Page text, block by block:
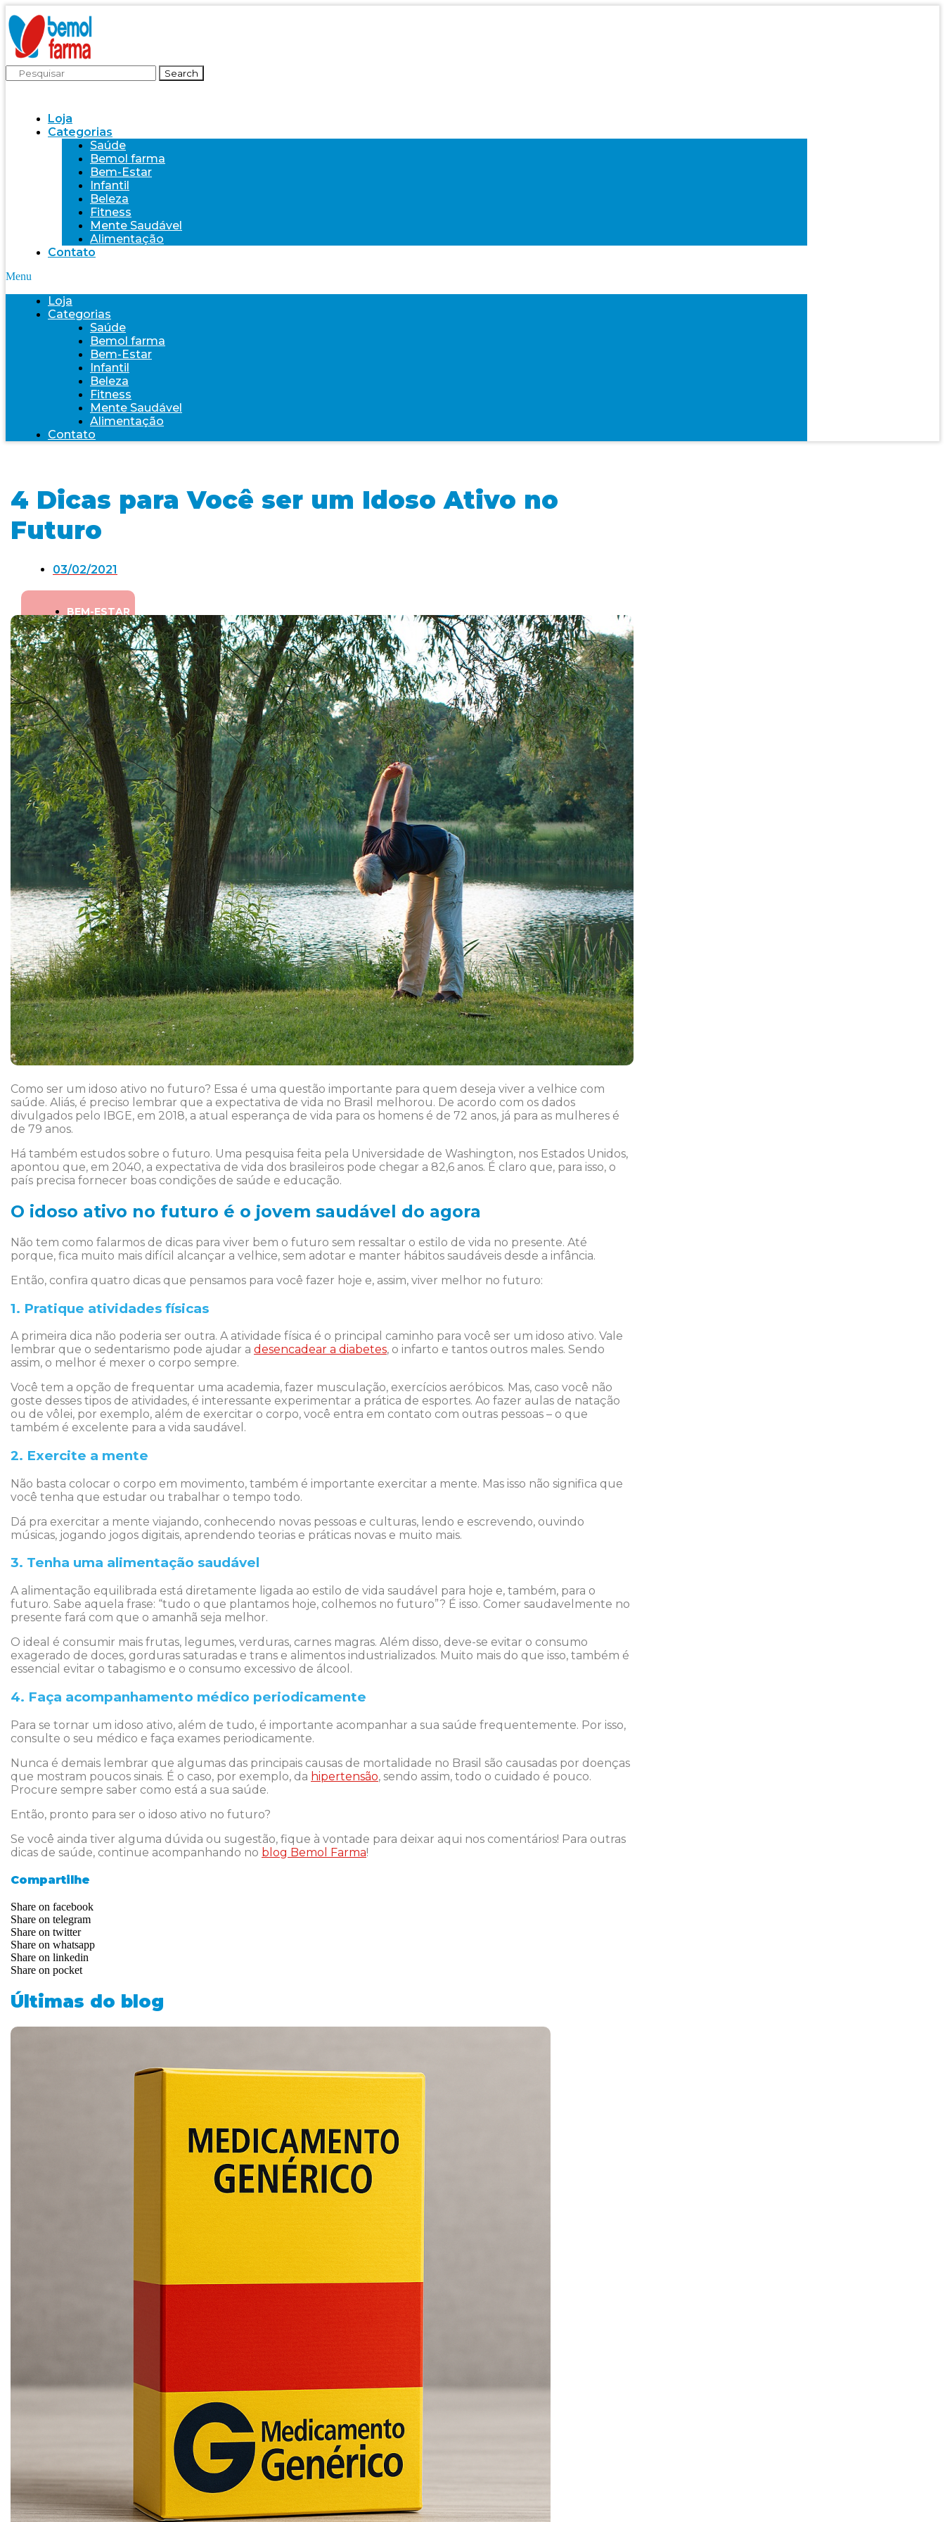
Search
Loja
Categorias
Saúde
Bemol farma
Bem-Estar
Infantil
Beleza
Fitness
Mente Saudável
Alimentação
Contato
Menu
Loja
Categorias
Saúde
Bemol farma
Bem-Estar
Infantil
Beleza
Fitness
Mente Saudável
Alimentação
Contato
4 Dicas para Você ser um Idoso Ativo no
Futuro
03/02/2021
BEM-ESTAR
Como ser um idoso ativo no futuro? Essa é uma questão importante para quem deseja viver a velhice com
saúde. Aliás, é preciso lembrar que a expectativa de vida no Brasil melhorou. De acordo com os dados
divulgados pelo IBGE, em 2018, a atual esperança de vida para os homens é de 72 anos, já para as mulheres é
de 79 anos.
Há também estudos sobre o futuro. Uma pesquisa feita pela Universidade de Washington, nos Estados Unidos,
apontou que, em 2040, a expectativa de vida dos brasileiros pode chegar a 82,6 anos. É claro que, para isso, o
país precisa fornecer boas condições de saúde e educação.
O idoso ativo no futuro é o jovem saudável do agora
Não tem como falarmos de dicas para viver bem o futuro sem ressaltar o estilo de vida no presente. Até
porque, fica muito mais difícil alcançar a velhice, sem adotar e manter hábitos saudáveis desde a infância.
Então, confira quatro dicas que pensamos para você fazer hoje e, assim, viver melhor no futuro:
1. Pratique atividades físicas
A primeira dica não poderia ser outra. A atividade física é o principal caminho para você ser um idoso ativo. Vale
lembrar que o sedentarismo pode ajudar a desencadear a diabetes, o infarto e tantos outros males. Sendo
assim, o melhor é mexer o corpo sempre.
Você tem a opção de frequentar uma academia, fazer musculação, exercícios aeróbicos. Mas, caso você não
goste desses tipos de atividades, é interessante experimentar a prática de esportes. Ao fazer aulas de natação
ou de vôlei, por exemplo, além de exercitar o corpo, você entra em contato com outras pessoas – o que
também é excelente para a vida saudável.
2. Exercite a mente
Não basta colocar o corpo em movimento, também é importante exercitar a mente. Mas isso não significa que
você tenha que estudar ou trabalhar o tempo todo.
Dá pra exercitar a mente viajando, conhecendo novas pessoas e culturas, lendo e escrevendo, ouvindo
músicas, jogando jogos digitais, aprendendo teorias e práticas novas e muito mais.
3. Tenha uma alimentação saudável
A alimentação equilibrada está diretamente ligada ao estilo de vida saudável para hoje e, também, para o
futuro. Sabe aquela frase: “tudo o que plantamos hoje, colhemos no futuro”? É isso. Comer saudavelmente no
presente fará com que o amanhã seja melhor.
O ideal é consumir mais frutas, legumes, verduras, carnes magras. Além disso, deve-se evitar o consumo
exagerado de doces, gorduras saturadas e trans e alimentos industrializados. Muito mais do que isso, também é
essencial evitar o tabagismo e o consumo excessivo de álcool.
4. Faça acompanhamento médico periodicamente
Para se tornar um idoso ativo, além de tudo, é importante acompanhar a sua saúde frequentemente. Por isso,
consulte o seu médico e faça exames periodicamente.
Nunca é demais lembrar que algumas das principais causas de mortalidade no Brasil são causadas por doenças
que mostram poucos sinais. É o caso, por exemplo, da hipertensão, sendo assim, todo o cuidado é pouco.
Procure sempre saber como está a sua saúde.
Então, pronto para ser o idoso ativo no futuro?
Se você ainda tiver alguma dúvida ou sugestão, fique à vontade para deixar aqui nos comentários! Para outras
dicas de saúde, continue acompanhando no blog Bemol Farma!
Compartilhe
Share on facebook
Share on telegram
Share on twitter
Share on whatsapp
Share on linkedin
Share on pocket
Últimas do blog